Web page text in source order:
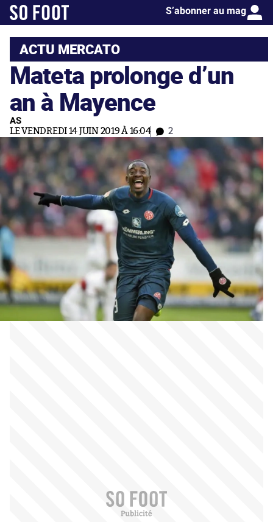
S’abonner au mag
ACTU MERCATO
Mateta prolonge d’un
an à Mayence
AS
LE VENDREDI 14 JUIN 2019 À 16:04 2